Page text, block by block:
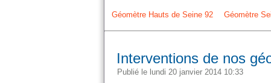
Géomètre Hauts de Seine 92 Géomètre
Interventions de nos
Publié le lundi 20 janvier 2014 10:33